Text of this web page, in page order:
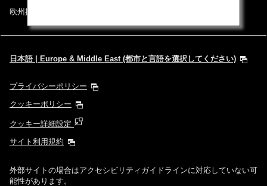
欧州採用情報
日本語 | Europe & Middle East (都市と言語を選択してください)
プライバシーポリシー
クッキーポリシー
クッキー詳細設定
サイト利用規約
外部サイトの場合はアクセシビリティガイドラインに対応していない可
能性があります。